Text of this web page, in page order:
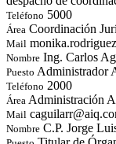
Teléfono 5000
Área Coordinación
Mail
Nombre Ing. Carlos
Puesto Administrador
Teléfono 2000
Área Administración
Mail
Nombre C.P. Jorge